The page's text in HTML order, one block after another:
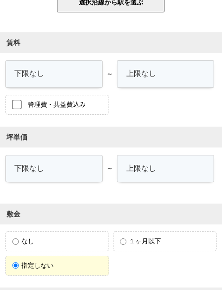
賃料
～
管理費・共益費込み
坪単価
～
敷金
なし １ヶ月以下
指定しない